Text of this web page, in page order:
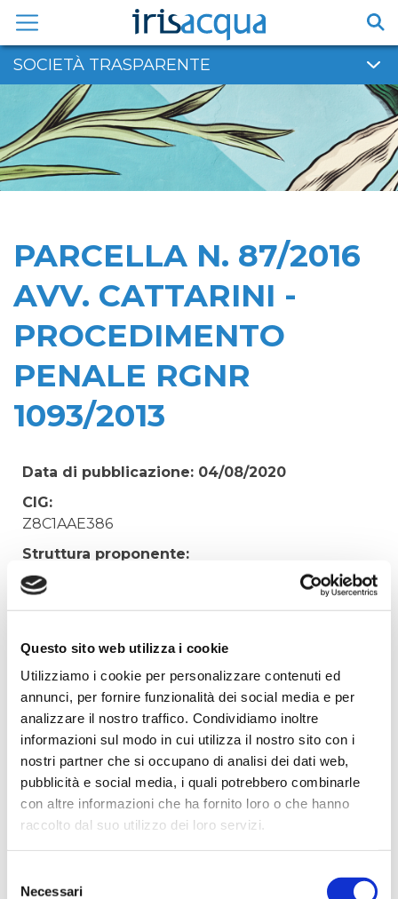
Questo sito web utilizza i cookie
Utilizziamo i cookie per personalizzare contenuti ed
annunci, per fornire funzionalità dei social media e per
analizzare il nostro traffico. Condividiamo inoltre
informazioni sul modo in cui utilizza il nostro sito con i
nostri partner che si occupano di analisi dei dati web,
pubblicità e social media, i quali potrebbero combinarle
con altre informazioni che ha fornito loro o che hanno
raccolto dal suo utilizzo dei loro servizi.
delNecessari
contenuto
SOCIETÀ TRASPARENTE
PARCELLA N. 87/2016
AVV. CATTARINI -
PROCEDIMENTO
PENALE RGNR
1093/2013
Data di pubblicazione: 04/08/2020
CIG:
Z8C1AAE386
Struttura proponente:
'Irisacqua srl P.I./C.F. 01070220312. - Ufficio
Tecnico
PARCELLA N. 87/2016 AVV. CATTARINI -
PROCEDIMENTO PENALE RGNR 1093/2013
Elenco operatori invitati:
Procedura di scelta:
Affidamento ai sensi del Regolamento Generale
Aziendale per Lavori Servizi e Forniture (art.238,
comma 7 d.lgs. 163/2006)
Aggiudicatario Nome:
RICCARDO CATTARINI AVVOCATO - cod. fisc.